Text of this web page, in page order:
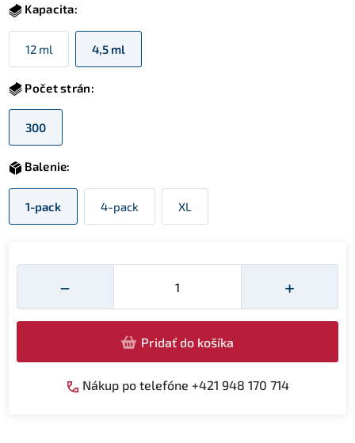
Kapacita:
12 ml 4,5 ml
Počet strán:
300
Balenie:
1-pack 4-pack XL
−
Množství
+
Pridať do košíka
Nákup po telefóne +421 948 170 714